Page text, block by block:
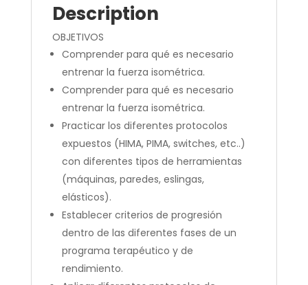
Description
OBJETIVOS
Comprender para qué es necesario
entrenar la fuerza isométrica.
Comprender para qué es necesario
entrenar la fuerza isométrica.
Practicar los diferentes protocolos
expuestos (HIMA, PIMA, switches, etc..)
con diferentes tipos de herramientas
(máquinas, paredes, eslingas,
elásticos).
Establecer criterios de progresión
dentro de las diferentes fases de un
programa terapéutico y de
rendimiento.